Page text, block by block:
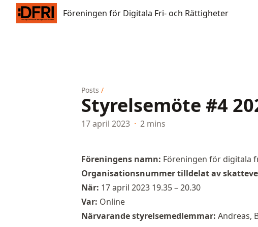
Föreningen för Digitala Fri- och Rättigheter
Föreningen för Digitala Fri- och Rättigheter
Posts /
Styrelsemöte #4
17 april 2023 · 2 mins
Föreningens namn: Föreningen för digitala
Organisationsnummer tilldelat av
När: 17 april 2023 19.35 – 20.30
Var: Online
Närvarande styrelsemedlemmar: Andreas,